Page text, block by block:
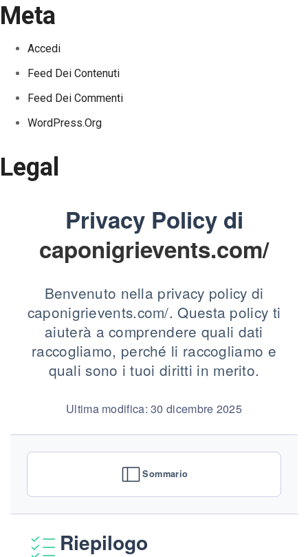
Meta
Accedi
Feed Dei Contenuti
Feed Dei Commenti
WordPress.org
Legal
Privacy Policy di
caponigrievents.com/
Benvenuto nella privacy policy di
caponigrievents.com/. Questa policy ti
aiuterà a comprendere quali dati
raccogliamo, perché li raccogliamo e
quali sono i tuoi diritti in merito.
Ultima modifica: 30 dicembre 2025
Sommario
Riepilogo